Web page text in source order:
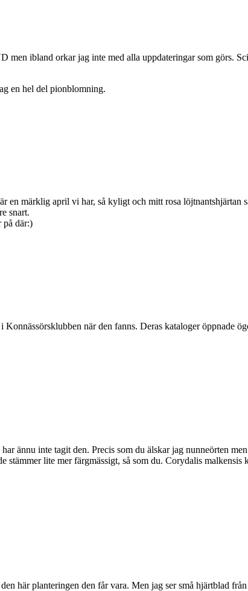
men ibland orkar jag inte med alla uppdateringar som görs.
en hel del pionblomning.
en märklig april vi har, så kyligt och mitt rosa
snart.
på där:)
när den fanns. Deras kataloger öppnade
ännu inte tagit den. Precis som du älskar jag nunneörten
lite mer färgmässigt, så som du. Corydalis malkensis
här planteringen den får vara. Men jag ser små hjärtblad